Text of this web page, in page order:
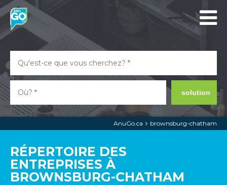
solution
AnuGo.ca brownsburg-chatham
RÉPERTOIRE DES
ENTREPRISES À
BROWNSBURG-CHATHAM